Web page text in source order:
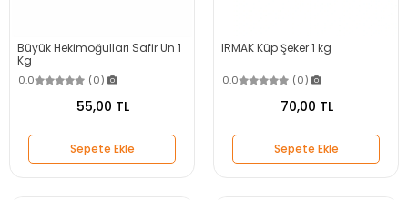
Büyük Hekimoğulları Safir Un 1
Kg
0.0 (0)
55,00 TL
Sepete Ekle
IRMAK Küp Şeker 1 kg
0.0 (0)
70,00 TL
Sepete Ekle